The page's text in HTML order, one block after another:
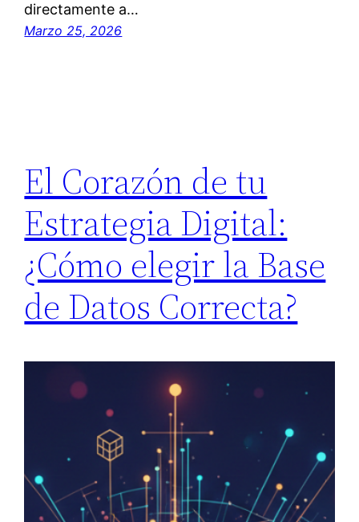
directamente a…
Marzo 25, 2026
El Corazón de tu
Estrategia Digital:
¿Cómo elegir la Base
de Datos Correcta?